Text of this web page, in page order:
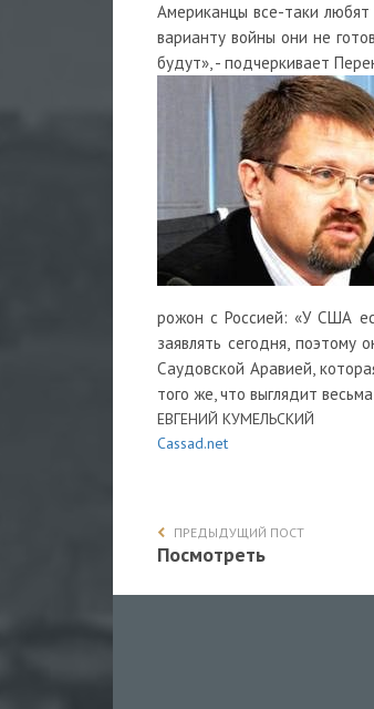
Американцы все-таки
варианту войны они не
будут», - подчеркивает
рожон с Россией: «У США
заявлять сегодня,
Саудовской Аравией,
того же, что выглядит
ЕВГЕНИЙ КУМЕЛЬСКИЙ
Сassad.net
ПРЕДЫДУЩИЙ ПОСТ
Посмотреть